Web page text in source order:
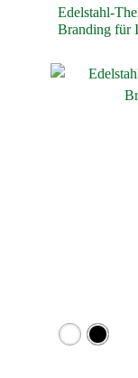
Edelstahl-
Branding für